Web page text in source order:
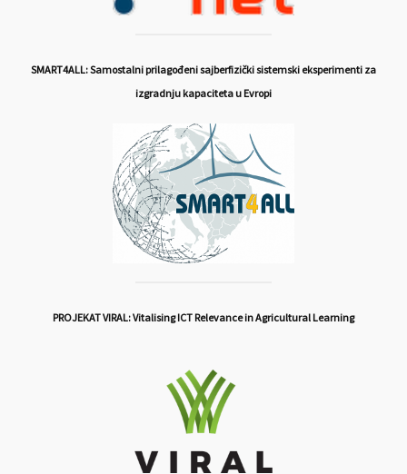
SMART4ALL: Samostalni prilagođeni sajberfizički sistemski eksperimenti za
izgradnju kapaciteta u Evropi
PROJEKAT VIRAL: Vitalising ICT Relevance in Agricultural Learning